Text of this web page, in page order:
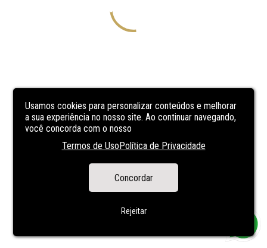
Usamos cookies para personalizar conteúdos e melhorar
a sua experiência no nosso site. Ao continuar navegando,
você concorda com o nosso
Termos de UsoPolítica de Privacidade
Concordar
Rejeitar